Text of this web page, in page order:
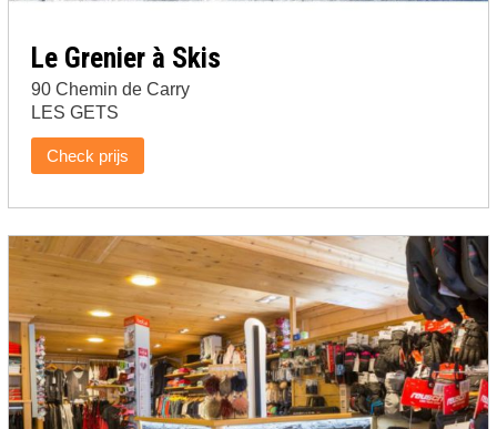
Le Grenier à Skis
90 Chemin de Carry
LES GETS
Check prijs